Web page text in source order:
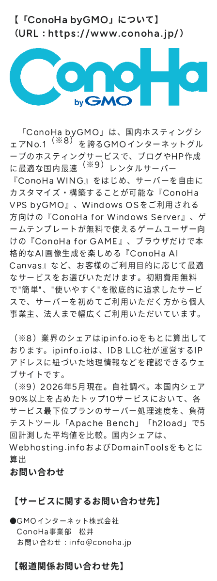
【「ConoHa byGMO」について】
（URL： https://www.conoha.jp/）
「ConoHa byGMO」は、国内ホスティングシ
ェアNo.1
（※8） を誇るGMOインターネットグル
ープのホスティングサービスで、ブログやHP作成
に最適な国内最速
（※9）
レンタルサーバー
『ConoHa WING』をはじめ、サーバーを自由に
カスタマイズ・構築することが可能な『ConoHa
VPS byGMO』、Windows OSをご利用される
方向けの『ConoHa for Windows Server』、ゲ
ームテンプレートが無料で使えるゲームユーザー向
けの『ConoHa for GAME』、ブラウザだけで本
格的なAI画像生成を楽しめる『ConoHa AI
Canvas』など、お客様のご利用目的に応じて最適
なサービスをお選びいただけます。初期費用無料
で"簡単"、"使いやすく"を徹底的に追求したサービ
スで、サーバーを初めてご利用いただく方から個人
事業主、法人まで幅広くご利用いただいています。
（※8）業界のシェアはipinfo.ioをもとに算出して
おります。ipinfo.ioは、IDB LLC社が運営するIP
アドレスに紐づいた地理情報などを確認できるウェ
ブサイトです。
（※9）2026年5月現在。自社調べ。本国内シェア
90%以上を占めたトップ10サービスにおいて、各
サービス最下位プランのサーバー処理速度を、負荷
テストツール「Apache Bench」「h2load」で5
回計測した平均値を比較。国内シェアは、
Webhosting.infoおよびDomainToolsをもとに
算出
お問い合わせ
【サービスに関するお問い合わせ先】
●GMOインターネット株式会社
ConoHa事業部 松井
お問い合わせ：info＠conoha.jp
【報道関係お問い合わせ先】